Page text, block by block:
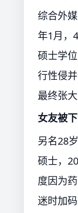
综合外
年1月，
硕士学
行性侵
最终张
女友被
另名28
硕士，
度因为
迷时加